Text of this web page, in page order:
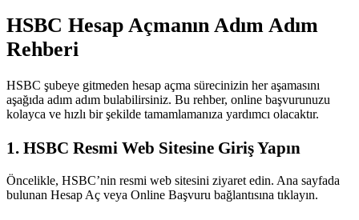
HSBC Hesap Açmanın Adım Adım
Rehberi
HSBC şubeye gitmeden hesap açma sürecinizin her aşamasını
aşağıda adım adım bulabilirsiniz. Bu rehber, online başvurunuzu
kolayca ve hızlı bir şekilde tamamlamanıza yardımcı olacaktır.
1. HSBC Resmi Web Sitesine Giriş Yapın
Öncelikle, HSBC’nin resmi web sitesini ziyaret edin. Ana sayfada
bulunan Hesap Aç veya Online Başvuru bağlantısına tıklayın.